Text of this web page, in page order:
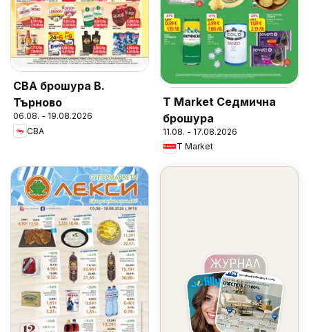
CBA брошура В.
Търново
06.08. - 19.08.2026
CBA
T Market Седмична
брошура
11.08. - 17.08.2026
T Market